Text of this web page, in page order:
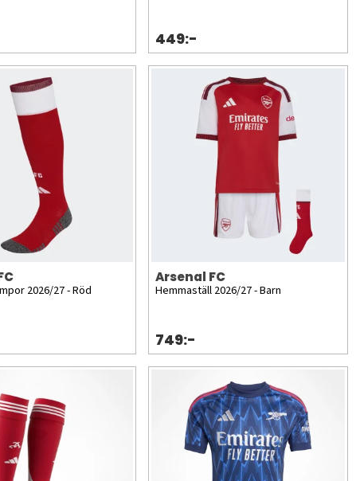
449:-
2026/27 - Röd
Arsenal FC
Hemmaställ 2026/27 - Barn
749:-